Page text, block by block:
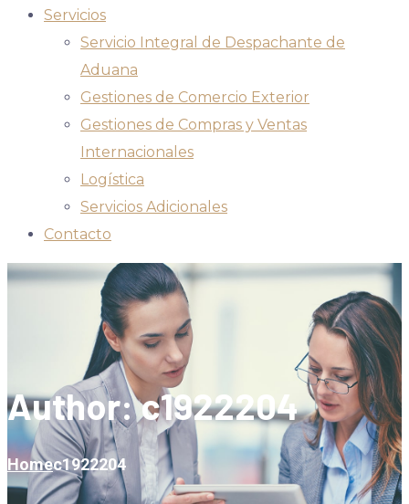
Servicios
Servicio Integral de Despachante de
Aduana
Gestiones de Comercio Exterior
Gestiones de Compras y Ventas
Internacionales
Logística
Servicios Adicionales
Contacto
Author: c1922204
Homec1922204